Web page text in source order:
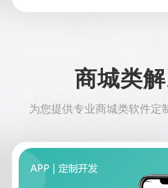
商城类
为您提供专业商城类软件定